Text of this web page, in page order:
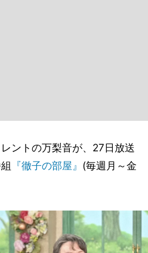
ントの万梨音が、27日放送
『徹子の部屋』 (毎週月～金